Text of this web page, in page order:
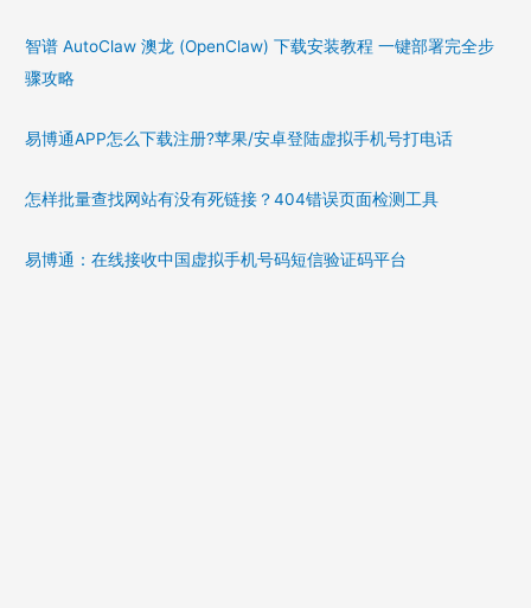
智谱 AutoClaw 澳龙 (OpenClaw) 下载安装教程 一键部署完全步
骤攻略
易博通APP怎么下载注册?苹果/安卓登陆虚拟手机号打电话
怎样批量查找网站有没有死链接？404错误页面检测工具
易博通：在线接收中国虚拟手机号码短信验证码平台